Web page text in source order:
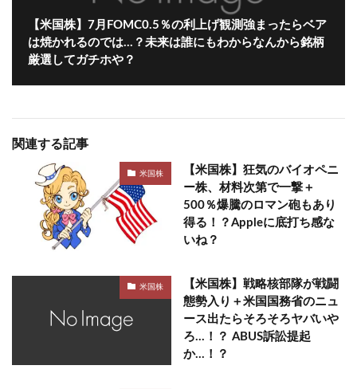
【米国株】7月FOMC0.5％の利上げ観測強まったらベア
は焼かれるのでは…？未来は誰にもわからなんから銘柄
厳選してガチホや？
関連する記事
米国株
【米国株】狂気のバイオペニ
ー株、材料次第で一撃＋
500％爆騰のロマン砲もあり
得る！？Appleに底打ち感な
いね？
米国株
【米国株】戦略核部隊が戦闘
態勢入り＋米国国務省のニュ
ース出たらそろそろヤバいや
ろ…！？ ABUS訴訟提起
か…！？